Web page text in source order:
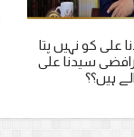
علی کو نہیں پتا
سیدنا علی
ہیں؟؟